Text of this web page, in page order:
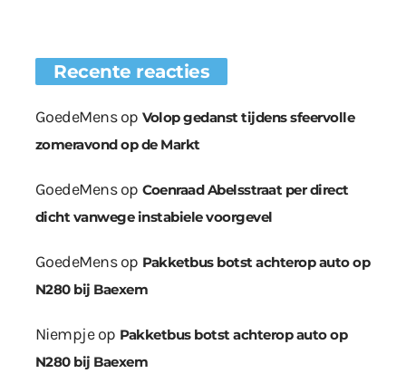
Recente reacties
GoedeMensop Volop gedanst tijdens sfeervolle
zomeravond op de Markt
GoedeMensop Coenraad Abelsstraat per direct
dicht vanwege instabiele voorgevel
GoedeMensop Pakketbus botst achterop auto op
N280 bij Baexem
Niempjeop Pakketbus botst achterop auto op
N280 bij Baexem